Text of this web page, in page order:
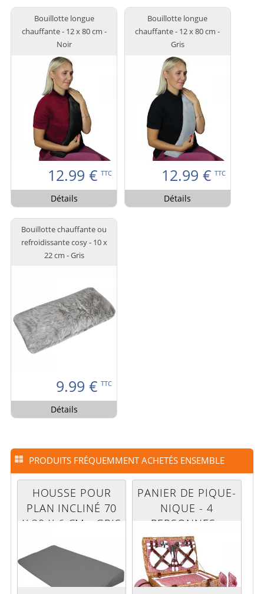
Bouillotte longue
chauffante - 12 x 80 cm -
Noir
12.99 € TTC
Détails
Bouillotte longue
chauffante - 12 x 80 cm -
Gris
12.99 € TTC
Détails
Bouillotte chauffante ou
refroidissante cosy - 10 x
22 cm - Gris
9.99 € TTC
Détails
PRODUITS FRÉQUEMMENT ACHETÉS ENSEMBLE
HOUSSE POUR
PLAN INCLINÉ 70
X 30 X 6 CM - GRIS
PANIER DE PIQUE-
NIQUE - 4
PERSONNES -
ROUGE